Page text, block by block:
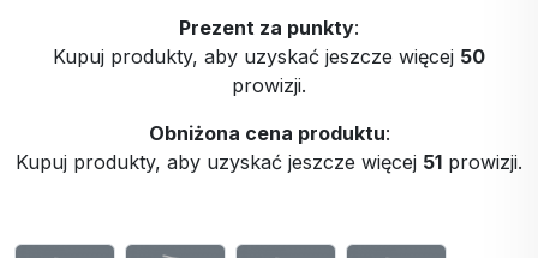
Prezent za punkty:
Kupuj produkty, aby uzyskać jeszcze więcej 50
prowizji.
Obniżona cena produktu:
Kupuj produkty, aby uzyskać jeszcze więcej 51 prowizji.